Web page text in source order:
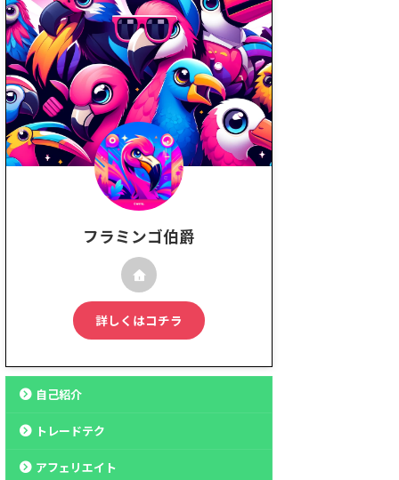
フラミンゴ伯爵
詳しくはコチラ
自己紹介
トレードテク
アフェリエイト